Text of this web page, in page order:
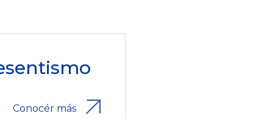
Conocér más